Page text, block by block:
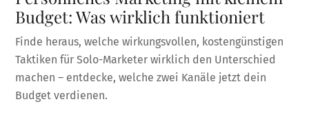
Budget: Was wirklich funktioniert
Finde heraus, welche wirkungsvollen, kostengünstigen
Taktiken für Solo-Marketer wirklich den Unterschied
machen – entdecke, welche zwei Kanäle jetzt dein
Budget verdienen.